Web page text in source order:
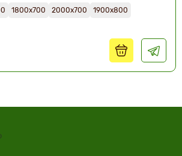
1800х700 2000х700
1900х800